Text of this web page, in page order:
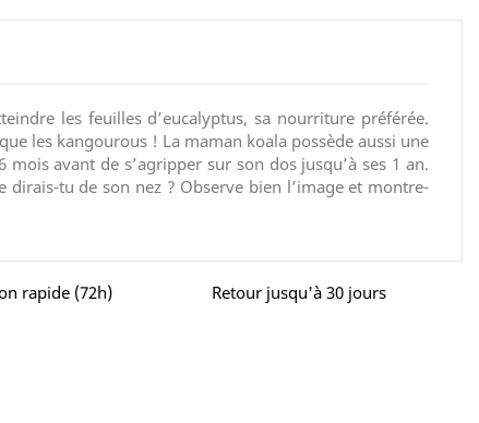
les feuilles d’eucalyptus, sa nourriture préférée.
les kangourous ! La maman koala possède aussi une
avant de s’agripper sur son dos jusqu’à ses 1 an.
dirais-tu de son nez ? Observe bien l’image et montre-
rapide (72h) Retour jusqu'à 30 jours